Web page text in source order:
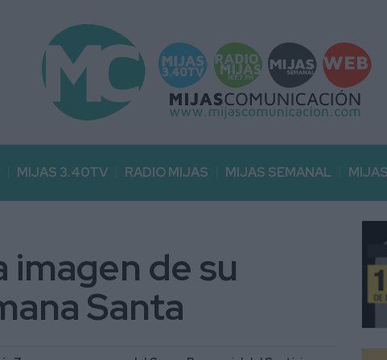
MIJAS 3.40TV RADIO MIJAS MIJAS SEMANAL
imagen de su
Santa